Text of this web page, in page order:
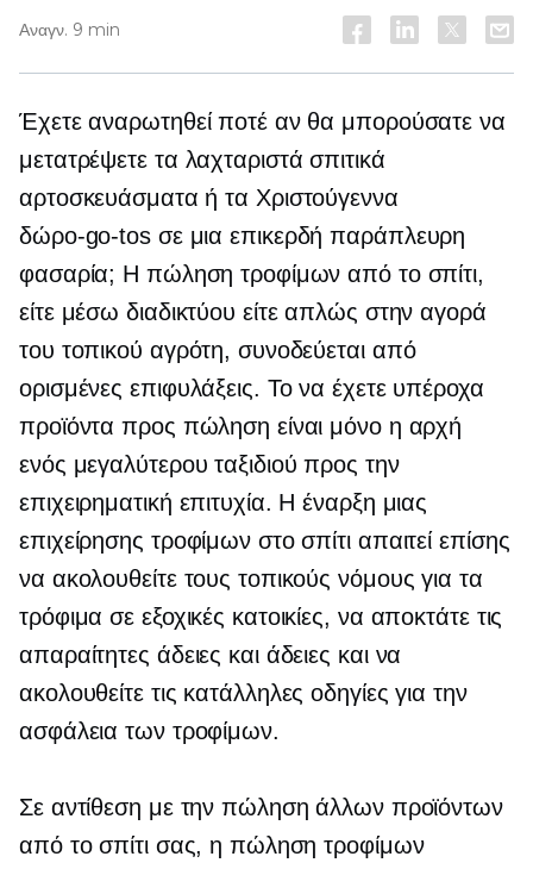
Αναγν. 9 min
Έχετε αναρωτηθεί ποτέ αν θα μπορούσατε να
μετατρέψετε τα λαχταριστά σπιτικά
αρτοσκευάσματα ή τα Χριστούγεννα
δώρο-go-tosσε μια επικερδή παράπλευρη
φασαρία; Η πώληση τροφίμων από το σπίτι,
είτε μέσω διαδικτύου είτε απλώς στην αγορά
του τοπικού αγρότη, συνοδεύεται από
ορισμένες επιφυλάξεις. Το να έχετε υπέροχα
προϊόντα προς πώληση είναι μόνο η αρχή
ενός μεγαλύτερου ταξιδιού προς την
επιχειρηματική επιτυχία. Η έναρξη μιας
επιχείρησης τροφίμων στο σπίτι απαιτεί επίσης
να ακολουθείτε τους τοπικούς νόμους για τα
τρόφιμα σε εξοχικές κατοικίες, να αποκτάτε τις
απαραίτητες άδειες και άδειες και να
ακολουθείτε τις κατάλληλες οδηγίες για την
ασφάλεια των τροφίμων.
Σε αντίθεση με την πώληση άλλων προϊόντων
από το σπίτι σας, η πώληση τροφίμων